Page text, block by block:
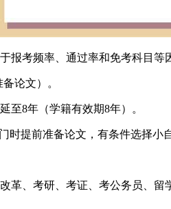
报考频率、通过率和免考科目等
论文）。
至8年（学籍有效期8年）。
时提前准备论文，有条件选择小
革、考研、考证、考公务员、